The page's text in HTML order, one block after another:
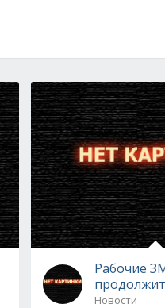
Рабочие
Новости